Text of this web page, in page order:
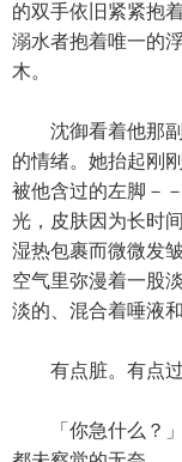
的双手依旧紧紧抱
溺水者抱着唯一的
木。
沈御看着他那副
的情绪。她抬起刚刚
被他含过的左脚－
光，皮肤因为长时
湿热包裹而微微发
空气里弥漫着一股淡
淡的、混合着唾液
有点脏。有点过
「你急什么？」